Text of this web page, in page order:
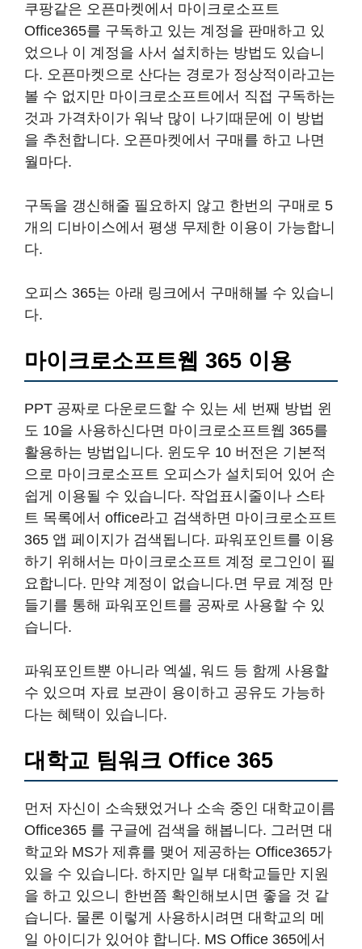
쿠팡같은 오픈마켓에서 마이크로소프트
Office365를 구독하고 있는 계정을 판매하고 있
었으나 이 계정을 사서 설치하는 방법도 있습니
다. 오픈마켓으로 산다는 경로가 정상적이라고는
볼 수 없지만 마이크로소프트에서 직접 구독하는
것과 가격차이가 워낙 많이 나기때문에 이 방법
을 추천합니다. 오픈마켓에서 구매를 하고 나면
월마다.
구독을 갱신해줄 필요하지 않고 한번의 구매로 5
개의 디바이스에서 평생 무제한 이용이 가능합니
다.
오피스 365는 아래 링크에서 구매해볼 수 있습니
다.
마이크로소프트웹 365 이용
PPT 공짜로 다운로드할 수 있는 세 번째 방법 윈
도 10을 사용하신다면 마이크로소프트웹 365를
활용하는 방법입니다. 윈도우 10 버전은 기본적
으로 마이크로소프트 오피스가 설치되어 있어 손
쉽게 이용될 수 있습니다. 작업표시줄이나 스타
트 목록에서 office라고 검색하면 마이크로소프트
365 앱 페이지가 검색됩니다. 파워포인트를 이용
하기 위해서는 마이크로소프트 계정 로그인이 필
요합니다. 만약 계정이 없습니다.면 무료 계정 만
들기를 통해 파워포인트를 공짜로 사용할 수 있
습니다.
파워포인트뿐 아니라 엑셀, 워드 등 함께 사용할
수 있으며 자료 보관이 용이하고 공유도 가능하
다는 혜택이 있습니다.
대학교 팀워크 Office 365
먼저 자신이 소속됐었거나 소속 중인 대학교이름
Office365 를 구글에 검색을 해봅니다. 그러면 대
학교와 MS가 제휴를 맺어 제공하는 Office365가
있을 수 있습니다. 하지만 일부 대학교들만 지원
을 하고 있으니 한번쯤 확인해보시면 좋을 것 같
습니다. 물론 이렇게 사용하시려면 대학교의 메
일 아이디가 있어야 합니다. MS Office 365에서